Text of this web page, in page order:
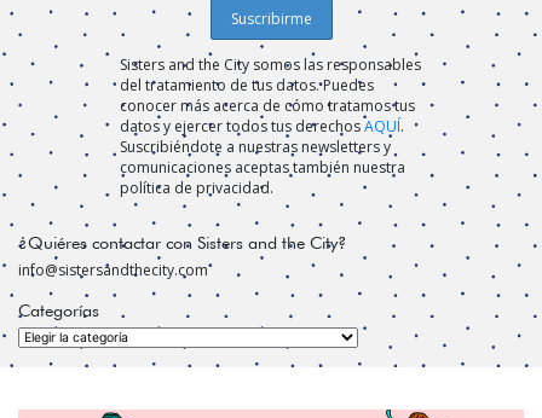
Sisters and the City somos las responsables
del tratamiento de tus datos. Puedes
conocer más acerca de cómo tratamos tus
datos y ejercer todos tus derechosAQUÍ.
Suscribiéndote a nuestras newsletters y
comunicaciones aceptas también nuestra
política de privacidad.
¿Quiéres contactar con Sisters and the City?
info@sistersandthecity.com
Categorías
Categorías